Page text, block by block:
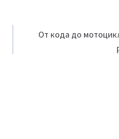
От кода до